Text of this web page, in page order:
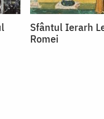
Sfântul Ierarh
Romei